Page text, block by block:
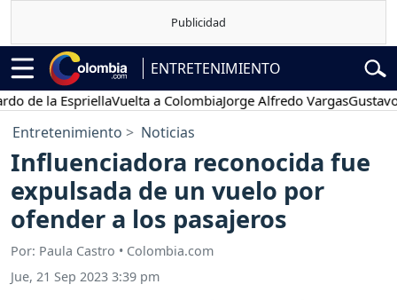
ENTRETENIMIENTO
la EspriellaVuelta a ColombiaJorge Alfredo VargasGustavo
Entretenimiento Noticias
Influenciadora reconocida fue
expulsada de un vuelo por
ofender a los pasajeros
Por: Paula Castro • Colombia.com
Jue, 21 Sep 2023 3:39 pm